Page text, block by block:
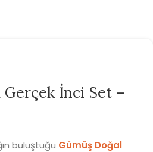
Gerçek İnci Set –
buluştuğu Gümüş Doğal